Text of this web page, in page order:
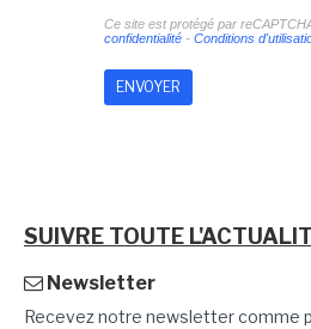
Ce site est protégé par
confidentialité- Conditions
SUIVRE TOUTE
Newsletter
Recevez notre newsletter comme